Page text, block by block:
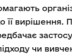
її вирішення.
чи